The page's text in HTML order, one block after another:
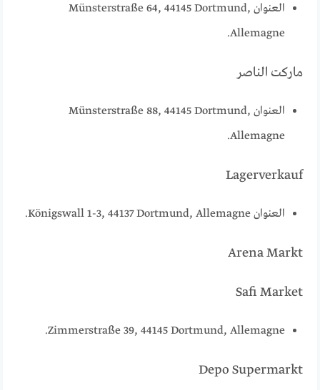
العنوان Münsterstraße 64, 44145 Dortmund,
Allemagne.
ماركت الناصر
العنوان Münsterstraße 88, 44145 Dortmund,
Allemagne.
Lagerverkauf
العنوان Königswall 1-3, 44137 Dortmund, Allemagne.
Arena Markt
Safi Market
Zimmerstraße 39, 44145 Dortmund, Allemagne.
Depo Supermarkt